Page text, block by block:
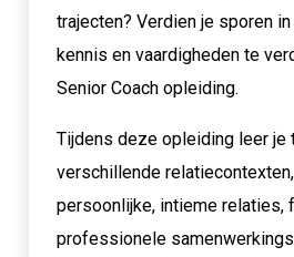
trajecten? Verdien je sporen
kennis en vaardigheden te
Senior Coach opleiding.
Tijdens deze opleiding leer je
verschillende
persoonlijke, intieme relaties,
professionele